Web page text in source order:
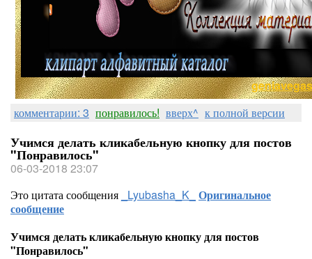
geniavegas
комментарии: 3 понравилось! вверх^ к полной версии
Учимся делать кликабельную кнопку для постов
"Понравилось"
06-03-2018 23:07
Это цитата сообщения
_Lyubasha_K_ Оригинальное
сообщение
Учимся делать кликабельную кнопку для постов
"Понравилось"